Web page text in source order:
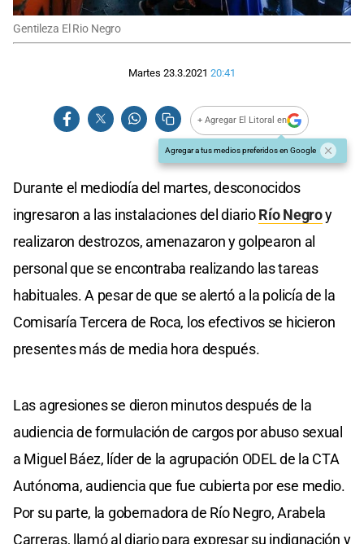
Gentileza El Rio Negro
Martes 23.3.2021 20:41
+ Agregar El Litoral en
Agregar a tus medios preferidos en Google
Durante el mediodía del martes, desconocidos
ingresaron a las instalaciones del diarioRío Negroy
realizaron destrozos, amenazaron y golpearon al
personal que se encontraba realizando las tareas
habituales. A pesar de que se alertó a la policía de la
Comisaría Tercera de Roca, los efectivos se hicieron
presentes más de media hora después.
Las agresiones se dieron minutos después de la
audiencia de formulación de cargos por abuso sexual
a Miguel Báez, líder de la agrupación ODEL de la CTA
Autónoma, audiencia que fue cubierta por ese medio.
Por su parte, la gobernadora de Río Negro, Arabela
Carreras, llamó al diario para expresar su indignación y